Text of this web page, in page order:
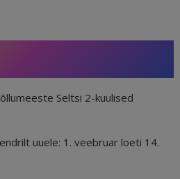
st m d
s
Seltsi 2-kuulised
uuele: 1. veebruar loeti 14.